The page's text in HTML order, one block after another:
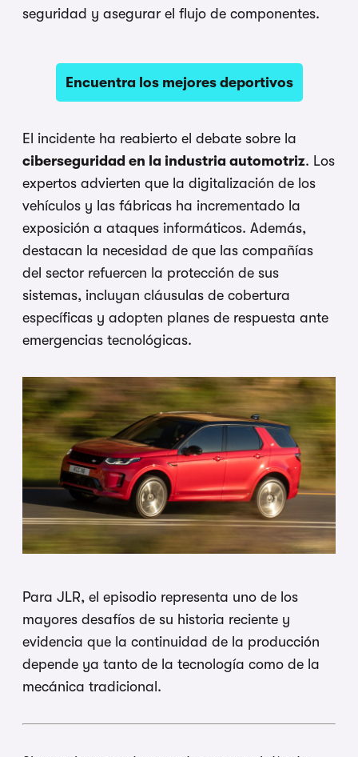
seguridad y asegurar el flujo de componentes.
Encuentra los mejores deportivos
El incidente ha reabierto el debate sobre la
ciberseguridad en la industria automotriz. Los
expertos advierten que la digitalización de los
vehículos y las fábricas ha incrementado la
exposición a ataques informáticos. Además,
destacan la necesidad de que las compañías
del sector refuercen la protección de sus
sistemas, incluyan cláusulas de cobertura
específicas y adopten planes de respuesta ante
emergencias tecnológicas.
Para JLR, el episodio representa uno de los
mayores desafíos de su historia reciente y
evidencia que la continuidad de la producción
depende ya tanto de la tecnología como de la
mecánica tradicional.